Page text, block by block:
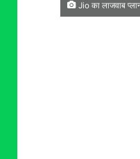
Jio का लाजवाब